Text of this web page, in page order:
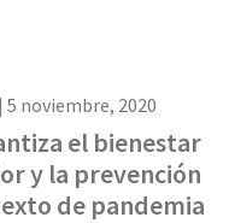
5 noviembre, 2020
el bienestar
y la prevención
de pandemia